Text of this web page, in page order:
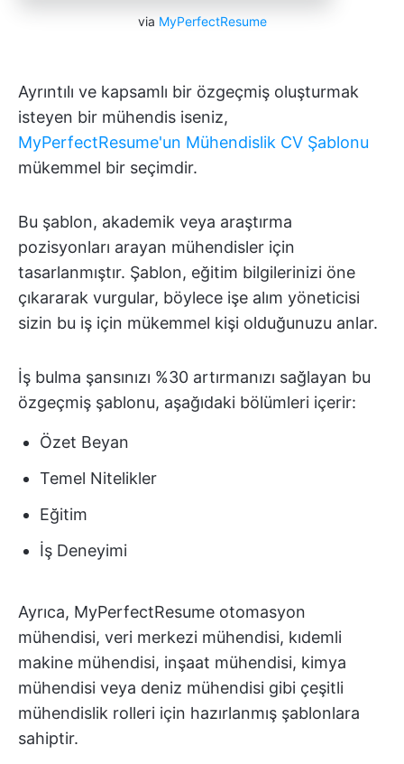
via MyPerfectResume
Ayrıntılı ve kapsamlı bir özgeçmiş oluşturmak
isteyen bir mühendis iseniz,
MyPerfectResume'un Mühendislik CV Şablonu
mükemmel bir seçimdir.
Bu şablon, akademik veya araştırma
pozisyonları arayan mühendisler için
tasarlanmıştır. Şablon, eğitim bilgilerinizi öne
çıkararak vurgular, böylece işe alım yöneticisi
sizin bu iş için mükemmel kişi olduğunuzu anlar.
İş bulma şansınızı %30 artırmanızı sağlayan bu
özgeçmiş şablonu, aşağıdaki bölümleri içerir:
Özet Beyan
Temel Nitelikler
Eğitim
İş Deneyimi
Ayrıca, MyPerfectResume otomasyon
mühendisi, veri merkezi mühendisi, kıdemli
makine mühendisi, inşaat mühendisi, kimya
mühendisi veya deniz mühendisi gibi çeşitli
mühendislik rolleri için hazırlanmış şablonlara
sahiptir.